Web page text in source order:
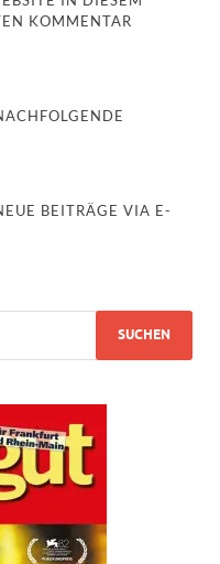
KOMMENTAR
BEITRÄGE VIA E-